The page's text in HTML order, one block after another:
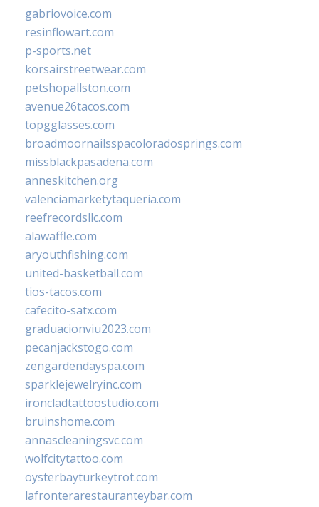
gabriovoice.com
resinflowart.com
p-sports.net
korsairstreetwear.com
petshopallston.com
avenue26tacos.com
topgglasses.com
broadmoornailsspacoloradosprings.com
missblackpasadena.com
anneskitchen.org
valenciamarketytaqueria.com
reefrecordsllc.com
alawaffle.com
aryouthfishing.com
united-basketball.com
tios-tacos.com
cafecito-satx.com
graduacionviu2023.com
pecanjackstogo.com
zengardendayspa.com
sparklejewelryinc.com
ironcladtattoostudio.com
bruinshome.com
annascleaningsvc.com
wolfcitytattoo.com
oysterbayturkeytrot.com
lafronterarestauranteybar.com